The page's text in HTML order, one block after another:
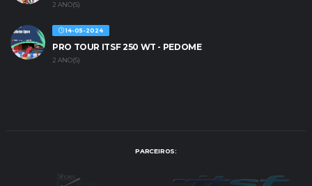
2 ANO(S)
14-05-2024
PRO TOUR ITSF 250 WT - PEDOME
2 ANO(S)
PARCEIROS: